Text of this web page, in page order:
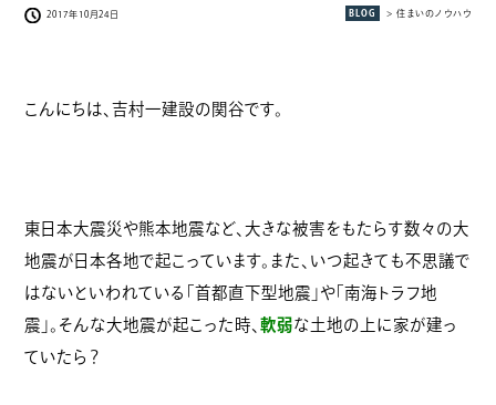
2017年10月24日 BLOG > 住まいのノウハウ
こんにちは、吉村一建設の関谷です。
東日本大震災や熊本地震など、大きな被害をもたらす数々の大
地震が日本各地で起こっています。また、いつ起きても不思議で
はないといわれている「首都直下型地震」や「南海トラフ地
震」。そんな大地震が起こった時、軟弱な土地の上に家が建っ
ていたら？